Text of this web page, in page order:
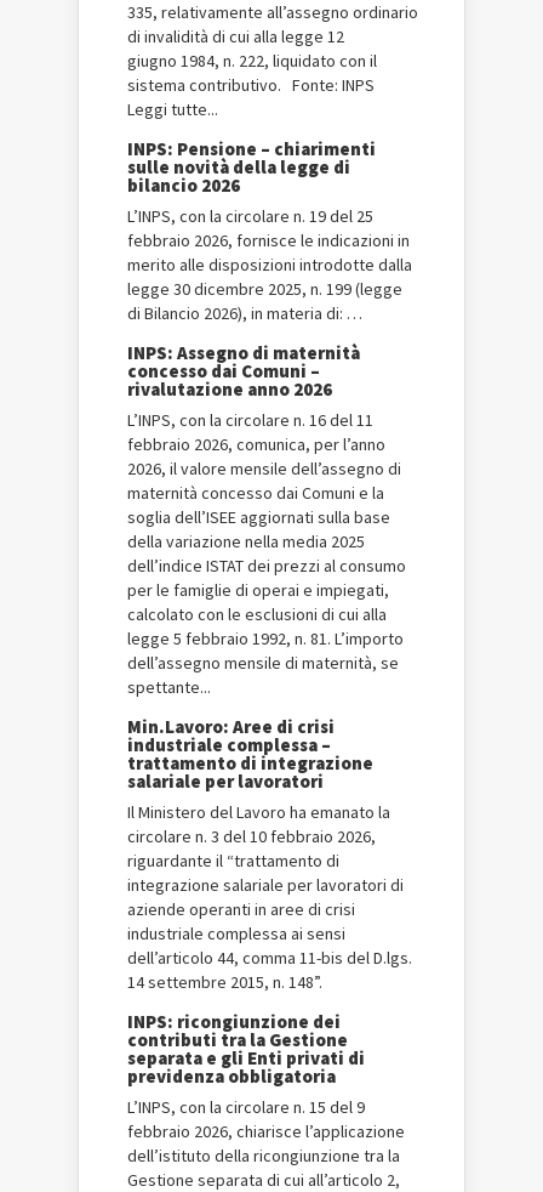
335, relativamente all’assegno ordinario
di invalidità di cui alla legge 12
giugno 1984, n. 222, liquidato con il
sistema contributivo. Fonte: INPS
Leggi tutte...
INPS: Pensione – chiarimenti
sulle novità della legge di
bilancio 2026
L’INPS, con la circolare n. 19 del 25
febbraio 2026, fornisce le indicazioni in
merito alle disposizioni introdotte dalla
legge 30 dicembre 2025, n. 199 (legge
di Bilancio 2026), in materia di: …
INPS: Assegno di maternità
concesso dai Comuni –
rivalutazione anno 2026
L’INPS, con la circolare n. 16 del 11
febbraio 2026, comunica, per l’anno
2026, il valore mensile dell’assegno di
maternità concesso dai Comuni e la
soglia dell’ISEE aggiornati sulla base
della variazione nella media 2025
dell’indice ISTAT dei prezzi al consumo
per le famiglie di operai e impiegati,
calcolato con le esclusioni di cui alla
legge 5 febbraio 1992, n. 81. L’importo
dell’assegno mensile di maternità, se
spettante...
Min.Lavoro: Aree di crisi
industriale complessa –
trattamento di integrazione
salariale per lavoratori
Il Ministero del Lavoro ha emanato la
circolare n. 3 del 10 febbraio 2026,
riguardante il “trattamento di
integrazione salariale per lavoratori di
aziende operanti in aree di crisi
industriale complessa ai sensi
dell’articolo 44, comma 11-bis del D.lgs.
14 settembre 2015, n. 148”.
INPS: ricongiunzione dei
contributi tra la Gestione
separata e gli Enti privati di
previdenza obbligatoria
L’INPS, con la circolare n. 15 del 9
febbraio 2026, chiarisce l’applicazione
dell’istituto della ricongiunzione tra la
Gestione separata di cui all’articolo 2,